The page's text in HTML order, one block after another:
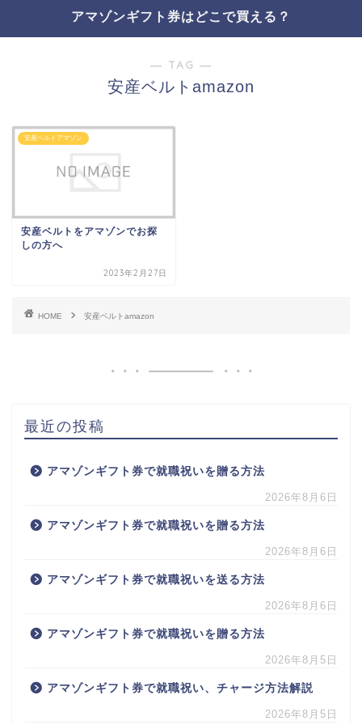
アマゾンギフト券はどこで買える？
― TAG ―
安産ベルトamazon
安産ベルトアマゾン
安産ベルトをアマゾンでお探
しの方へ
2023年2月27日
HOME 安産ベルトamazon
最近の投稿
アマゾンギフト券で就職祝いを贈る方法
2026年8月6日
アマゾンギフト券で就職祝いを贈る方法
2026年8月6日
アマゾンギフト券で就職祝いを送る方法
2026年8月6日
アマゾンギフト券で就職祝いを贈る方法
2026年8月5日
アマゾンギフト券で就職祝い、チャージ方法解説
2026年8月5日